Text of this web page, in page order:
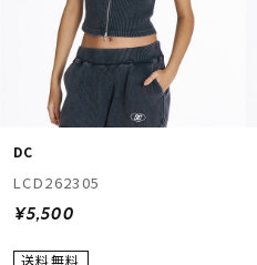
DC
LCD262305
¥5,500